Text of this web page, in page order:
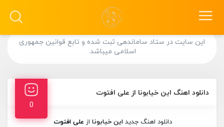
این سایت در ستاد ساماندهی ثبت شده و تابع قوانین جمهوری
اسلامی میباشد.
دانلود اهنگ این خیابونا از علی افتوت
0
دانلود اهنگ جدیداین خیابونا از علی افتوت